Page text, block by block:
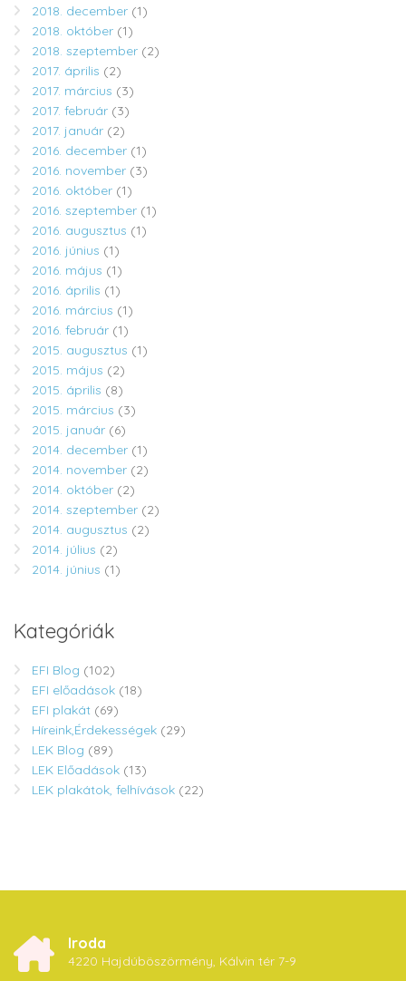
2018. december (1)
2018. október (1)
2018. szeptember (2)
2017. április (2)
2017. március (3)
2017. február (3)
2017. január (2)
2016. december (1)
2016. november (3)
2016. október (1)
2016. szeptember (1)
2016. augusztus (1)
2016. június (1)
2016. május (1)
2016. április (1)
2016. március (1)
2016. február (1)
2015. augusztus (1)
2015. május (2)
2015. április (8)
2015. március (3)
2015. január (6)
2014. december (1)
2014. november (2)
2014. október (2)
2014. szeptember (2)
2014. augusztus (2)
2014. július (2)
2014. június (1)
Kategóriák
EFI Blog (102)
EFI előadások (18)
EFI plakát (69)
Híreink,Érdekességek (29)
LEK Blog (89)
LEK Előadások (13)
LEK plakátok, felhívások (22)
Iroda
4220 Hajdúböszörmény, Kálvin tér 7-9